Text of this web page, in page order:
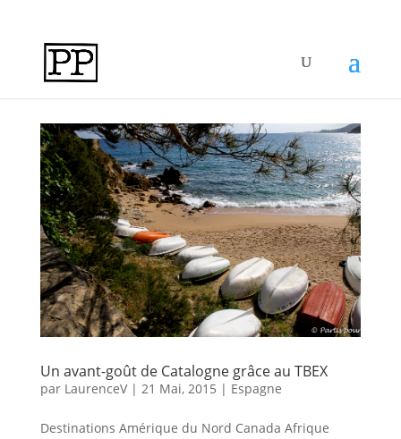
Un avant-goût de Catalogne grâce au TBEX
par LaurenceV| 21 Mai, 2015 | Espagne
Destinations Amérique du Nord Canada Afrique